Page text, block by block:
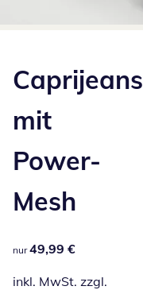
Caprijeans
mit
Power-
Mesh
49,99 €
nur 49,99 €
inkl. MwSt. zzgl.